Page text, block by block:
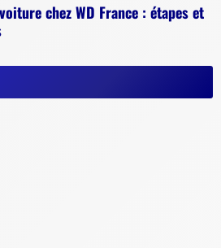
chez WD France : étapes et